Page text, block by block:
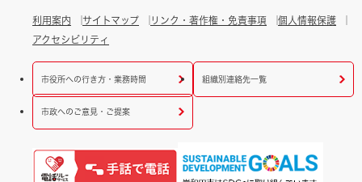
利用案内 サイトマップ リンク・著作権・免責事項
個人情報保護
アクセシビリティ
市役所への行き方・業務時間 組織別連絡先一覧
市政へのご意見・ご提案